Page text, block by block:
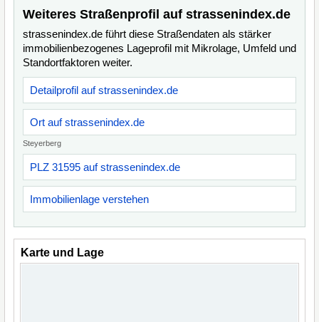
Weiteres Straßenprofil auf strassenindex.de
strassenindex.de führt diese Straßendaten als stärker
immobilienbezogenes Lageprofil mit Mikrolage, Umfeld und
Standortfaktoren weiter.
Detailprofil auf strassenindex.de
Ort auf strassenindex.de
Steyerberg
PLZ 31595 auf strassenindex.de
Immobilienlage verstehen
Karte und Lage